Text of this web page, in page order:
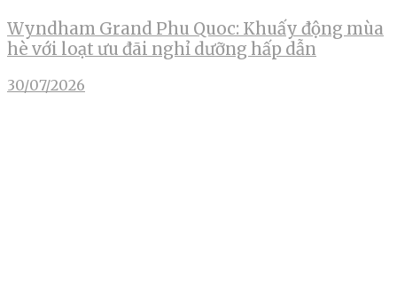
Wyndham Grand Phu Quoc: Khuấy động mùa
hè với loạt ưu đãi nghỉ dưỡng hấp dẫn
30/07/2026